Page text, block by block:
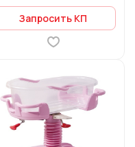
Запросить КП